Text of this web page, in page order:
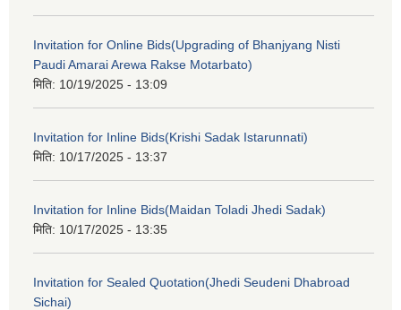
Invitation for Online Bids(Upgrading of Bhanjyang Nisti
Paudi Amarai Arewa Rakse Motarbato)
मिति: 10/19/2025 - 13:09
Invitation for Inline Bids(Krishi Sadak Istarunnati)
मिति: 10/17/2025 - 13:37
Invitation for Inline Bids(Maidan Toladi Jhedi Sadak)
मिति: 10/17/2025 - 13:35
Invitation for Sealed Quotation(Jhedi Seudeni Dhabroad
Sichai)